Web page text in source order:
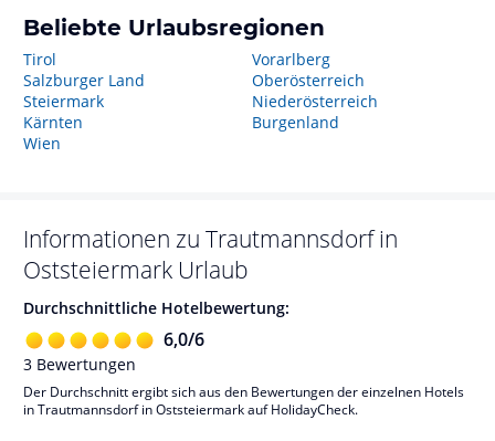
Beliebte Urlaubsregionen
Tirol
Salzburger Land
Steiermark
Kärnten
Wien
Vorarlberg
Oberösterreich
Niederösterreich
Burgenland
Informationen zu Trautmannsdorf in
Oststeiermark Urlaub
Durchschnittliche Hotelbewertung:
6,0/6
3 Bewertungen
Der Durchschnitt ergibt sich aus den Bewertungen der einzelnen Hotels
in Trautmannsdorf in Oststeiermark auf HolidayCheck.